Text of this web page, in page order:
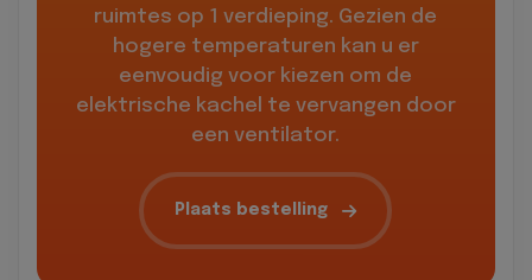
ruimtes op 1 verdieping. Gezien de
hogere temperaturen kan u er
eenvoudig voor kiezen om de
elektrische kachel te vervangen door
een ventilator.
Plaats bestelling